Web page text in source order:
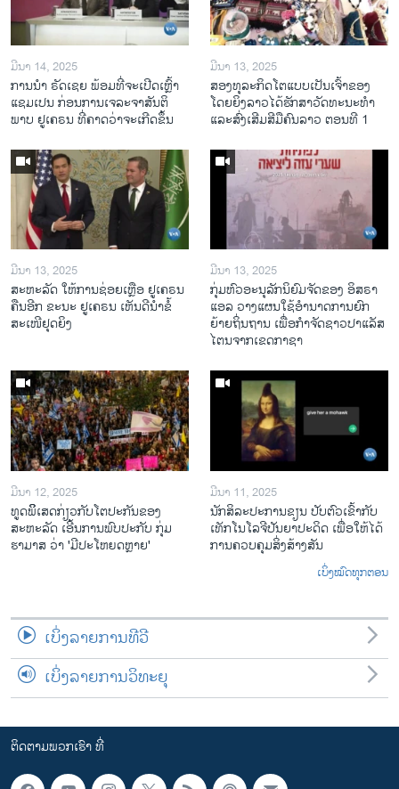
ມີນາ 14, 2025
ການ​ນຳ ຣັດ​ເຊຍ ພ້ອມ​ທີ່​ຈະ​ເປີ​ດ​ເຫຼົ້າ​
ແຊມ​ເປນ ກ່ອນການ​ເຈ​ລະ​ຈາ​ສັນ​ຕິ​
ພາບ ຢູ​ເຄ​ຣນ ທີ່​ຄາດ​ວ່າ​ຈະ​ເກີດ​ຂຶ້ນ
ມີນາ 13, 2025
ສອງທຸລະກິດໂຕແບບເປັນເຈົ້າຂອງ
ໂດຍຍິງລາວໄດ້ຮັກສາວັດທະນະທຳ
ແລະສົ່ງເສີມສີມືຄົນລາວ ຕອນທີ 1
ມີນາ 13, 2025
ສະຫະລັດ ໃຫ້ການຊ່ອຍເຫຼືອ ຢູເຄຣນ
ຄືນອີກ ຂະນະ ຢູເຄຣນ ເຫັນດີນຳຂໍ້
ສະເໜີຢຸດຍິງ
ມີນາ 13, 2025
ກຸ່ມຫົວອະນຸລັກນິຍົມຈັດຂອງ ອິສຣາ
ແອລ ວາງແຜນໃຊ້ອຳນາດການຍົກ
ຍ້າຍຖິ່ນຖານ ເພື່ອກຳຈັດຊາວປາແລັສ
ໄຕນຈາກເຂດກາຊາ
ມີນາ 12, 2025
ທູດພິິເສດກ່ຽວກັບໂຕປະກັນຂອງ
ສະຫະລັດ ເອີ້ນການພົບປະກັບ ກຸ່ມ
ຮາມາສ ວ່າ 'ມີປະໂຫຍດຫຼາຍ'
ມີນາ 11, 2025
ນັກ​ສິ​ລະ​ປະ​ການ​ຂຽນ ປັບ​ຕົວ​ເຂົ້າ​ກັບ​
ເທັກ​ໂນ​ໂລ​ຈີ​ປັນ​ຍາ​ປະ​ດິດ ເພື່ອ​ໃຫ້​ໄດ້​
ກ​ານ​ຄວບ​ຄຸມ​ສິ່ງ​ສ້າງ​ສັນ
ເບິ່ງໝົດທຸກຕອນ
ເບິ່ງລາຍການທີວີ
ເບິ່ງລາຍການວິທະຍຸ
ຕິດຕາມພວກເຮົາ ທີ່